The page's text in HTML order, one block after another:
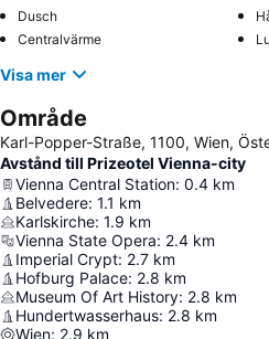
Dusch
Centralvärme
Visa mer
Område
Karl-Popper-Straße, 1100, Wien,
Avstånd till Prizeotel Vienna-city
Vienna Central Station: 0.4 km
Belvedere: 1.1 km
Karlskirche: 1.9 km
Vienna State Opera: 2.4 km
Imperial Crypt: 2.7 km
Hofburg Palace: 2.8 km
Museum Of Art History: 2.8 km
Hundertwasserhaus: 2.8 km
Wien: 2.9 km